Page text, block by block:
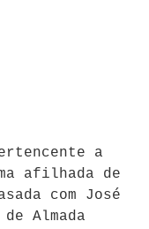
a
afilhada de
com José
Almada